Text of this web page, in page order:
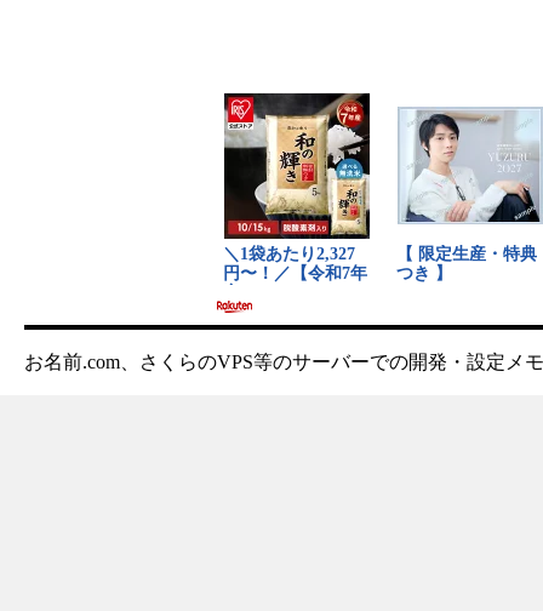
お名前.com、さくらのVPS等のサーバーでの開発・設定メモ